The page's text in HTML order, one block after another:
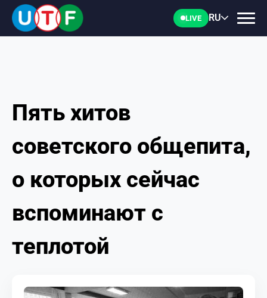
LIVE RU
ГЛАВНАЯ
ФТУ
НОВОСТИ
ДОКУМЕНТЫ
ПЕРСОНАЛИИ
Пять хитов
советского общепита,
о которых сейчас
вспоминают с
теплотой